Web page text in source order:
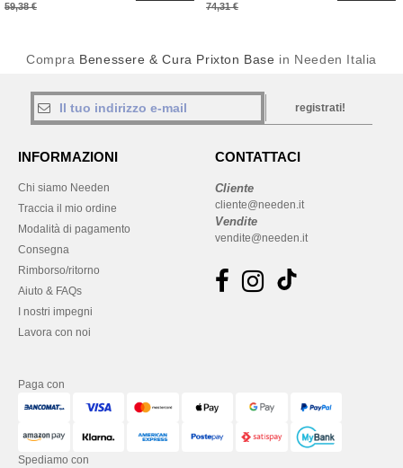
59,38 € 74,31 €
Compra Benessere & Cura Prixton Base in Needen Italia
registrati!
INFORMAZIONI
Chi siamo Needen
Traccia il mio ordine
Modalità di pagamento
Consegna
Rimborso/ritorno
Aiuto & FAQs
I nostri impegni
Lavora con noi
CONTATTACI
Cliente
cliente@needen.it
Vendite
vendite@needen.it
Paga con
Spediamo con